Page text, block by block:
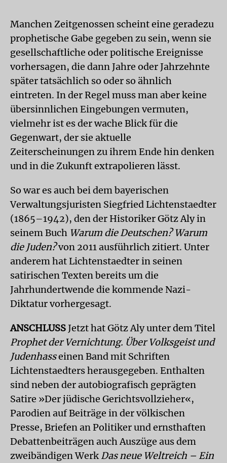
Manchen Zeitgenossen scheint eine geradezu
prophetische Gabe gegeben zu sein, wenn sie
gesellschaftliche oder politische Ereignisse
vorhersagen, die dann Jahre oder Jahrzehnte
später tatsächlich so oder so ähnlich
eintreten. In der Regel muss man aber keine
übersinnlichen Eingebungen vermuten,
vielmehr ist es der wache Blick für die
Gegenwart, der sie aktuelle
Zeiterscheinungen zu ihrem Ende hin denken
und in die Zukunft extrapolieren lässt.
So war es auch bei dem bayerischen
Verwaltungsjuristen Siegfried Lichtenstaedter
(1865–1942), den der Historiker Götz Aly in
seinem Buch Warum die Deutschen? Warum
die Juden?von 2011 ausführlich zitiert. Unter
anderem hat Lichtenstaedter in seinen
satirischen Texten bereits um die
Jahrhundertwende die kommende Nazi-
Diktatur vorhergesagt.
ANSCHLUSS Jetzt hat Götz Aly unter dem Titel
Prophet der Vernichtung. Über Volksgeist und
Judenhasseinen Band mit Schriften
Lichtenstaedters herausgegeben. Enthalten
sind neben der autobiografisch geprägten
Satire »Der jüdische Gerichtsvollzieher«,
Parodien auf Beiträge in der völkischen
Presse, Briefen an Politiker und ernsthaften
Debattenbeiträgen auch Auszüge aus dem
zweibändigen Werk Das neue Weltreich – Ein